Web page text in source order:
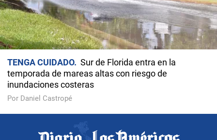
TENGA CUIDADO
Sur de Florida entra en la
temporada de mareas altas con riesgo de
inundaciones costeras
Por Daniel Castropé